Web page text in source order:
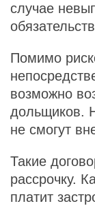
случае
Помимо
возможно
дольщиков.
не смогут
Такие
рассрочку.
платит